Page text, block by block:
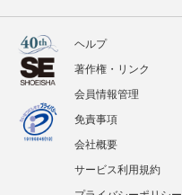
ヘルプ
著作権・リンク
会員情報管理
免責事項
会社概要
サービス利用規約